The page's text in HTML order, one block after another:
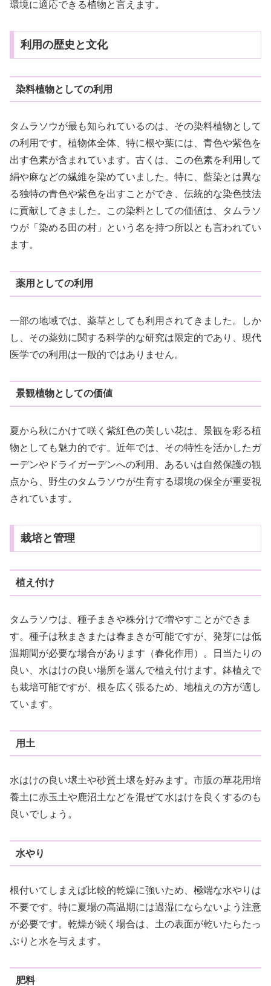
環境に適応できる植物と言えます。
利用の歴史と文化
染料植物としての利用
タムラソウが最も知られているのは、その染料植物として
の利用です。植物体全体、特に根や葉には、青色や紫色を
出す色素が含まれています。古くは、この色素を利用して
絹や麻などの繊維を染めていました。特に、藍染とは異な
る独特の青色や紫色を出すことができ、伝統的な染色技法
に貢献してきました。この染料としての価値は、タムラソ
ウが「染める田の村」という名を持つ所以とも言われてい
ます。
薬用としての利用
一部の地域では、薬草としても利用されてきました。しか
し、その薬効に関する科学的な研究は限定的であり、現代
医学での利用は一般的ではありません。
景観植物としての価値
夏から秋にかけて咲く紫紅色の美しい花は、景観を彩る植
物としても魅力的です。近年では、その特性を活かしたガ
ーデンやドライガーデンへの利用、あるいは自然保護の観
点から、野生のタムラソウが生育する環境の保全が重要視
されています。
栽培と管理
植え付け
タムラソウは、種子まきや株分けで増やすことができま
す。種子は秋まきまたは春まきが可能ですが、発芽には低
温期間が必要な場合があります（春化作用）。日当たりの
良い、水はけの良い場所を選んで植え付けます。鉢植えで
も栽培可能ですが、根を広く張るため、地植えの方が適し
ています。
用土
水はけの良い壌土や砂質土壌を好みます。市販の草花用培
養土に赤玉土や鹿沼土などを混ぜて水はけを良くするのも
良いでしょう。
水やり
根付いてしまえば比較的乾燥に強いため、極端な水やりは
不要です。特に夏場の高温期には過湿にならないよう注意
が必要です。乾燥が続く場合は、土の表面が乾いたらたっ
ぷりと水を与えます。
肥料